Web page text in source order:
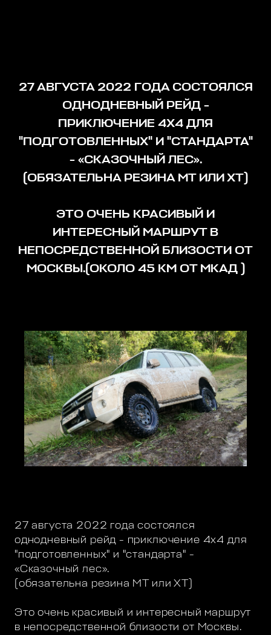
27 АВГУСТА 2022 ГОДА СОСТОЯЛСЯ
ОДНОДНЕВНЫЙ РЕЙД -
ПРИКЛЮЧЕНИЕ 4Х4 ДЛЯ
"ПОДГОТОВЛЕННЫХ" И "СТАНДАРТА"
- «СКАЗОЧНЫЙ ЛЕС».
(ОБЯЗАТЕЛЬНА РЕЗИНА МТ ИЛИ ХТ)
ЭТО ОЧЕНЬ КРАСИВЫЙ И
ИНТЕРЕСНЫЙ МАРШРУТ В
НЕПОСРЕДСТВЕННОЙ БЛИЗОСТИ ОТ
МОСКВЫ.(ОКОЛО 45 КМ ОТ МКАД )
27 августа 2022 года состоялся
однодневный рейд - приключение 4х4 для
"подготовленных" и "стандарта" -
«Сказочный лес».
(обязательна резина МТ или ХТ)
Это очень красивый и интересный маршрут
в непосредственной близости от Москвы.